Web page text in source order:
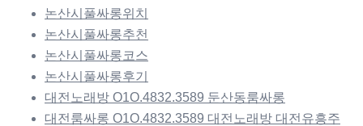
논산시풀싸롱위치
논산시풀싸롱추천
논산시풀싸롱코스
논산시풀싸롱후기
대전노래방 O1O.4832.3589 둔산동룸싸롱
대전룸싸롱 O1O.4832.3589 대전노래방 대전유흥주